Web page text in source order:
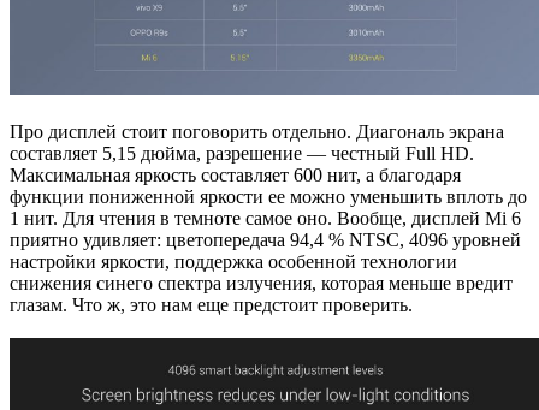
Про дисплей стоит поговорить отдельно. Диагональ экрана
составляет 5,15 дюйма, разрешение — честный Full HD.
Максимальная яркость составляет 600 нит, а благодаря
функции пониженной яркости ее можно уменьшить вплоть до
1 нит. Для чтения в темноте самое оно. Вообще, дисплей Mi 6
приятно удивляет: цветопередача 94,4 % NTSC, 4096 уровней
настройки яркости, поддержка особенной технологии
снижения синего спектра излучения, которая меньше вредит
глазам. Что ж, это нам еще предстоит проверить.